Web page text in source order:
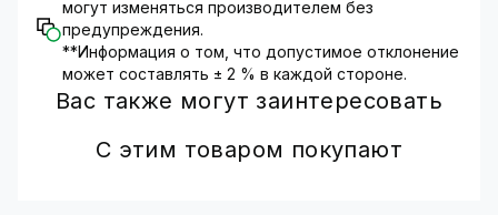
могут изменяться производителем без
предупреждения.
**Информация о том, что допустимое отклонение
может составлять ± 2 % в каждой стороне.
Вас также могут заинтересовать
С этим товаром покупают